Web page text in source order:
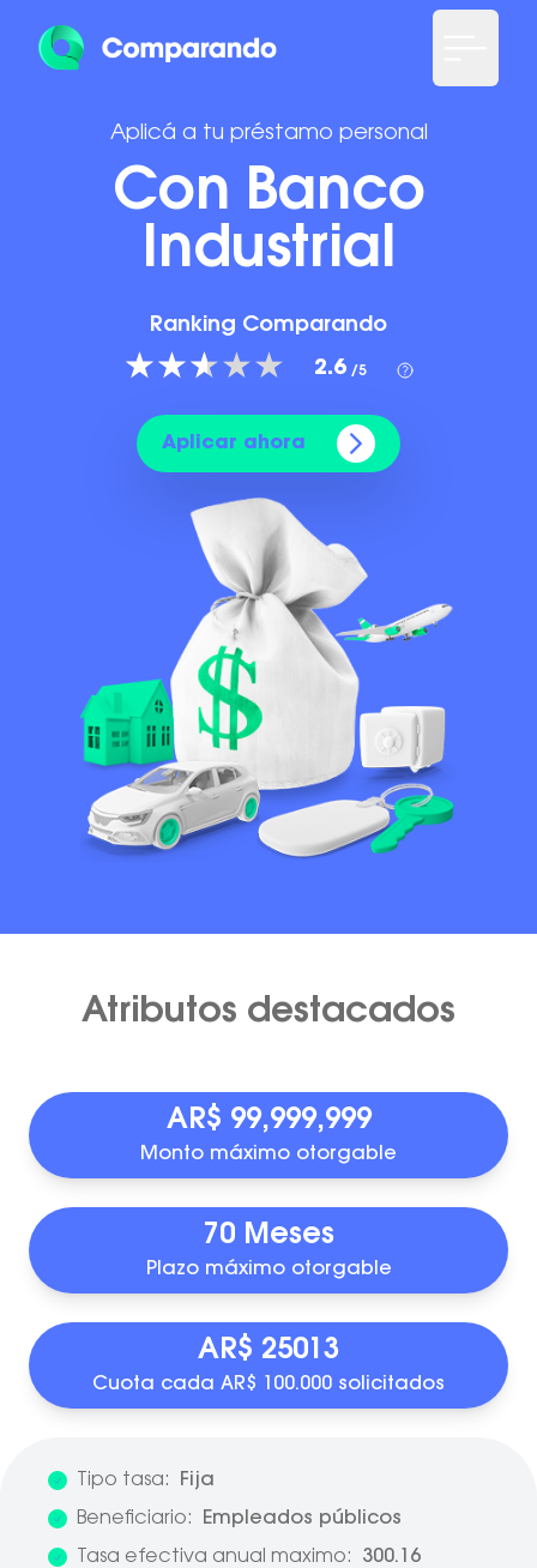
Aplicá a tu préstamo personal
Con Banco
Industrial
Ranking Comparando
2.6 /5
Aplicar ahora
Atributos destacados
AR$ 99,999,999
Monto máximo otorgable
70 Meses
Plazo máximo otorgable
AR$ 25013
Cuota cada AR$ 100.000 solicitados
Tipo tasa:
Fija
Beneficiario:
Empleados públicos
Tasa efectiva anual maximo:
300.16